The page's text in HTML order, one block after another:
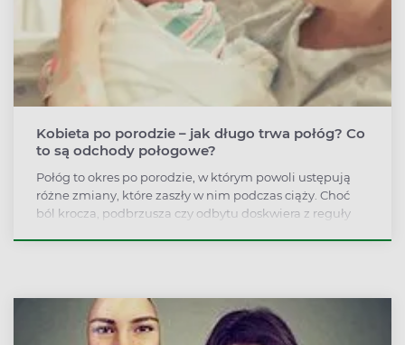
Kobieta po porodzie – jak długo trwa połóg? Co
to są odchody połogowe?
Połóg to okres po porodzie, w którym powoli ustępują
różne zmiany, które zaszły w nim podczas ciąży. Choć
ból krocza, podbrzusza czy odbytu doskwiera z reguły